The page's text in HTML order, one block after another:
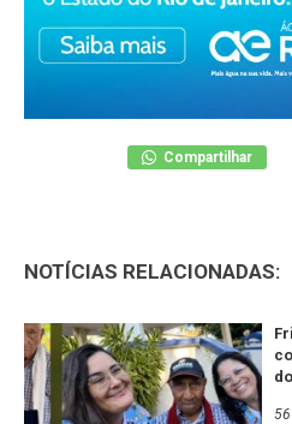
Compartilhar
NOTÍCIAS RELACIONADAS: